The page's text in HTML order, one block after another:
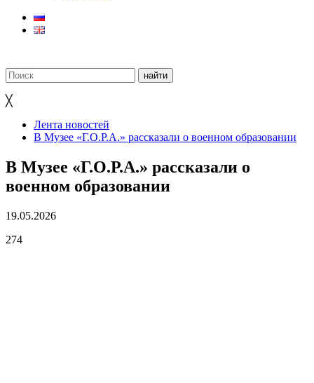
╳
Лента новостей
В Музее «Г.О.Р.А.» рассказали о военном образовании
В Музее «Г.О.Р.А.» рассказали о
военном образовании
19.05.2026
274